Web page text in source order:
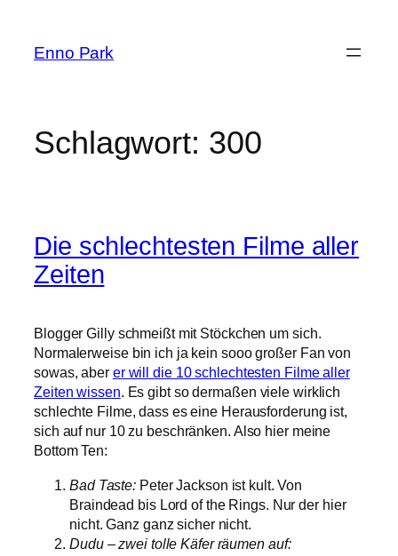
springen
Enno Park
Schlagwort: 300
Die schlechtesten Filme aller
Zeiten
Blogger Gilly schmeißt mit Stöckchen um sich.
Normalerweise bin ich ja kein sooo großer Fan von
sowas, aber er will die 10 schlechtesten Filme aller
Zeiten wissen. Es gibt so dermaßen viele wirklich
schlechte Filme, dass es eine Herausforderung ist,
sich auf nur 10 zu beschränken. Also hier meine
Bottom Ten:
Bad Taste: Peter Jackson ist kult. Von
Braindead bis Lord of the Rings. Nur der hier
nicht. Ganz ganz sicher nicht.
Dudu – zwei tolle Käfer räumen auf: